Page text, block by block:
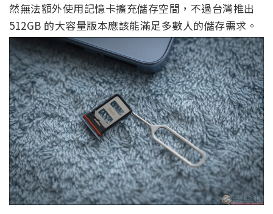
然無法額外使用記憶卡擴充儲存空間，不過台灣推出
512GB 的大容量版本應該能滿足多數人的儲存需求。